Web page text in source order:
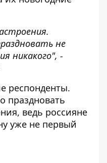
не
никакого", -
респонденты.
праздновать
ведь россияне
уже не первый